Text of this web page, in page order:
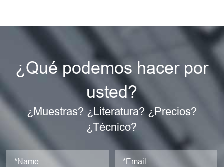
¿Qué podemos hacer por
usted?
¿Muestras? ¿Literatura? ¿Precios?
¿Técnico?